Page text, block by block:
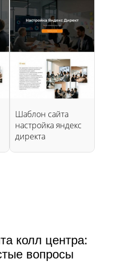
Шаблон сайта
настройка яндекс
директа
колл центра:
вопросы